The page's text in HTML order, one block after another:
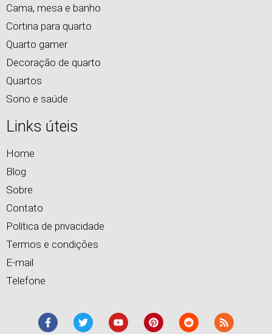
Cama, mesa e banho
Cortina para quarto
Quarto gamer
Decoração de quarto
Quartos
Sono e saúde
Links úteis
Home
Blog
Sobre
Contato
Política de privacidade
Termos e condições
E-mail
Telefone